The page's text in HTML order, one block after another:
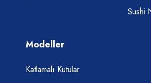
Sushi
Modeller
Katlamalı Kutular